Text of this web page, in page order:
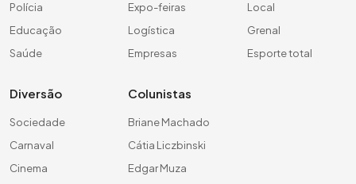
Polícia
Educação
Saúde
Expo-feiras
Logística
Empresas
Local
Grenal
Esporte total
Diversão
Sociedade
Carnaval
Cinema
Colunistas
Briane Machado
Cátia Liczbinski
Edgar Muza